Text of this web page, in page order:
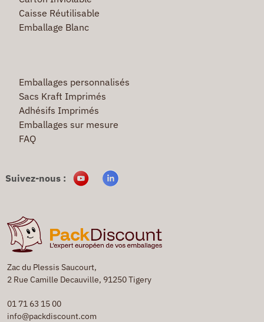
Zac du Plessis Saucourt,
2 Rue Camille Decauville, 91250 Tigery
01 71 63 15 00
info@packdiscount.com
Caisse Réutilisable
Emballage Blanc
Emballages personnalisés
Sacs Kraft Imprimés
Adhésifs Imprimés
Emballages sur mesure
FAQ
Suivez-nous :